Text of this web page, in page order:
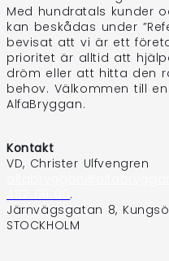
Med hundratals kunder
kan beskådas under
bevisat att vi är ett
prioritet är alltid att
dröm eller att hitta den
behov. Välkommen till
AlfaBryggan.
Kontakt
VD, Christer Ulfvengren
.
Järnvägsgatan 8,
STOCKHOLM